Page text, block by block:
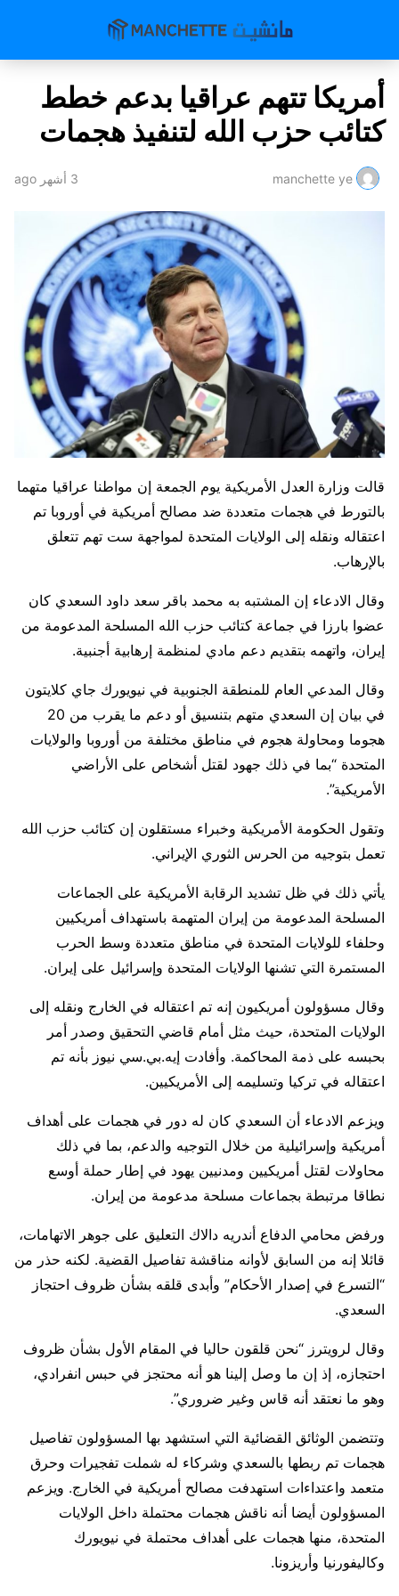
أمريكا تتهم عراقيا بدعم خطط
كتائب حزب الله لتنفيذ هجمات
manchette ye 3 أشهر ago
قالت وزارة العدل الأمريكية يوم الجمعة إن مواطنا عراقيا متهما
بالتورط في هجمات متعددة ضد مصالح أمريكية في أوروبا تم
اعتقاله ​ونقله إلى الولايات المتحدة لمواجهة ست تهم تتعلق
بالإرهاب.
وقال الادعاء إن ‌المشتبه به محمد باقر سعد داود السعدي كان
عضوا بارزا في جماعة كتائب حزب الله المسلحة المدعومة من
إيران، واتهمه بتقديم دعم مادي لمنظمة إرهابية أجنبية.
وقال المدعي العام للمنطقة الجنوبية في نيويورك جاي كلايتون
في بيان إن السعدي متهم بتنسيق أو دعم ما يقرب من 20
هجوما ومحاولة هجوم في مناطق مختلفة من ⁠أوروبا والولايات
المتحدة “بما في ذلك جهود لقتل أشخاص على الأراضي
الأمريكية”.
وتقول الحكومة ​الأمريكية وخبراء مستقلون إن كتائب حزب الله
تعمل بتوجيه من الحرس الثوري الإيراني.
يأتي ​ذلك في ظل تشديد الرقابة الأمريكية على الجماعات
المسلحة المدعومة من إيران المتهمة باستهداف أمريكيين
وحلفاء للولايات المتحدة في مناطق متعددة وسط الحرب
المستمرة التي تشنها الولايات المتحدة وإسرائيل على ​إيران.
وقال مسؤولون أمريكيون إنه تم اعتقاله في الخارج ونقله إلى
الولايات المتحدة، حيث مثل أمام قاضي التحقيق وصدر أمر
بحبسه على ذمة المحاكمة. وأفادت إيه.بي.سي نيوز بأنه ‌تم
⁠اعتقاله في تركيا وتسليمه إلى الأمريكيين.
ويزعم الادعاء أن السعدي كان له دور في هجمات على أهداف
أمريكية وإسرائيلية من خلال التوجيه والدعم، بما في ذلك
محاولات لقتل أمريكيين ومدنيين يهود في إطار حملة أوسع
نطاقا مرتبطة بجماعات مسلحة مدعومة ​من إيران.
ورفض محامي الدفاع ​أندريه دالاك ⁠التعليق على جوهر الاتهامات،
قائلا إنه من السابق لأوانه مناقشة تفاصيل القضية. لكنه حذر من
“التسرع في إصدار الأحكام” وأبدى قلقه ​بشأن ظروف احتجاز
السعدي.
وقال لرويترز “نحن قلقون حاليا في المقام الأول بشأن ⁠ظروف
احتجازه، إذ إن ما وصل إلينا هو أنه محتجز في حبس انفرادي،
وهو ما نعتقد أنه قاس وغير ضروري”.
وتتضمن الوثائق القضائية التي استشهد بها المسؤولون تفاصيل
هجمات ⁠تم ربطها بالسعدي وشركاء له شملت تفجيرات وحرق
متعمد واعتداءات استهدفت مصالح أمريكية في الخارج. ويزعم
المسؤولون أيضا أنه ناقش هجمات محتملة داخل الولايات
المتحدة، منها هجمات على أهداف محتملة في نيويورك
وكاليفورنيا وأريزونا.